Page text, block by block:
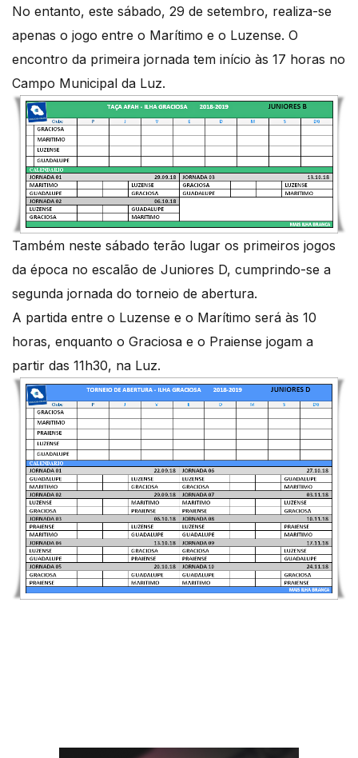
No entanto, este sábado, 29 de setembro, realiza-se
apenas o jogo entre o Marítimo e o Luzense. O
encontro da primeira jornada tem início às 17 horas no
Campo Municipal da Luz.
Também neste sábado terão lugar os primeiros jogos
da época no escalão de Juniores D, cumprindo-se a
segunda jornada do torneio de abertura.
A partida entre o Luzense e o Marítimo será às 10
horas, enquanto o Graciosa e o Praiense jogam a
partir das 11h30, na Luz.